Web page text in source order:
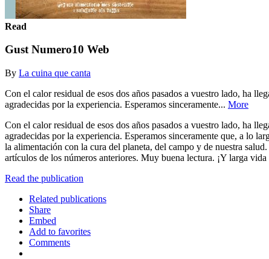
Read
Gust Numero10 Web
By La cuina que canta
Con el calor residual de esos dos años pasados a vuestro lado, ha
agradecidas por la experiencia. Esperamos sinceramente... More
Con el calor residual de esos dos años pasados a vuestro lado, ha
agradecidas por la experiencia. Esperamos sinceramente que, a lo
la alimentación con la cura del planeta, del campo y de nuestra
artículos de los números anteriores. Muy buena lectura. ¡Y larga
Read the publication
Related publications
Share
Embed
Add to favorites
Comments